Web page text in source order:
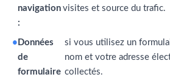
navigation
:
visites et source du trafic.
Données
de
formulaire
si vous utilisez un
nom et votre adresse
collectés.